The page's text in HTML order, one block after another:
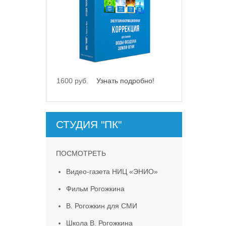
21500 руб.Узнать подробно!
Узнать подробно!
СТУДИЯ "ПК"
ПОСМОТРЕТЬ
Видео-газета НИЦ «ЭНИО»
Фильм Рогожкина
В. Рогожкин для СМИ
Школа В. Рогожкина